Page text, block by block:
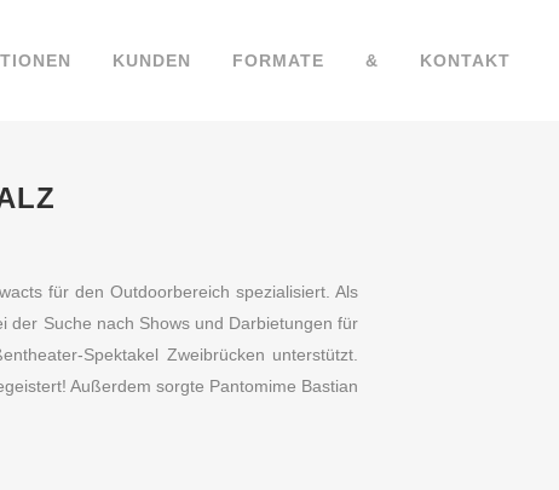
KUNDEN FORMATE & KONTAKT
für den Outdoorbereich spezialisiert. Als
der Suche nach Shows und Darbietungen für
Spektakel Zweibrücken unterstützt.
Außerdem sorgte Pantomime Bastian